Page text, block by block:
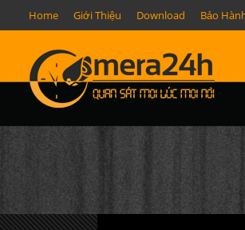
Home Giới Thiệu Download Bảo